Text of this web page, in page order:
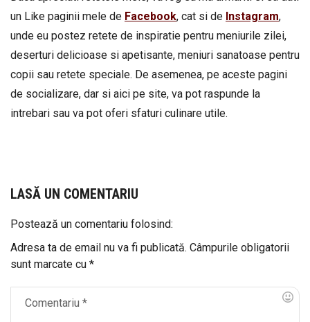
un Like paginii mele de Facebook, cat si de Instagram,
unde eu postez retete de inspiratie pentru meniurile zilei,
deserturi delicioase si apetisante, meniuri sanatoase pentru
copii sau retete speciale. De asemenea, pe aceste pagini
de socializare, dar si aici pe site, va pot raspunde la
intrebari sau va pot oferi sfaturi culinare utile.
LASĂ UN COMENTARIU
Postează un comentariu folosind:
Adresa ta de email nu va fi publicată. Câmpurile obligatorii
sunt marcate cu *